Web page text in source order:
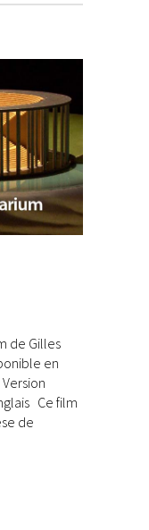
de Gilles
en
Ce film
de